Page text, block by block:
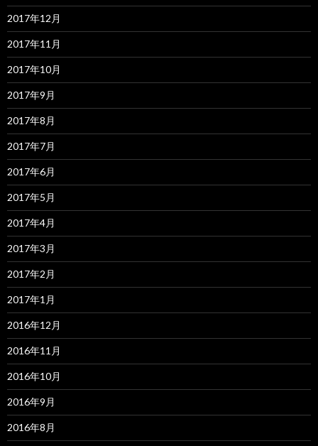
2017年12月
2017年11月
2017年10月
2017年9月
2017年8月
2017年7月
2017年6月
2017年5月
2017年4月
2017年3月
2017年2月
2017年1月
2016年12月
2016年11月
2016年10月
2016年9月
2016年8月